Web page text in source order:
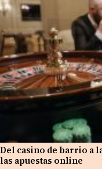
Del casino de barrio a
las apuestas online